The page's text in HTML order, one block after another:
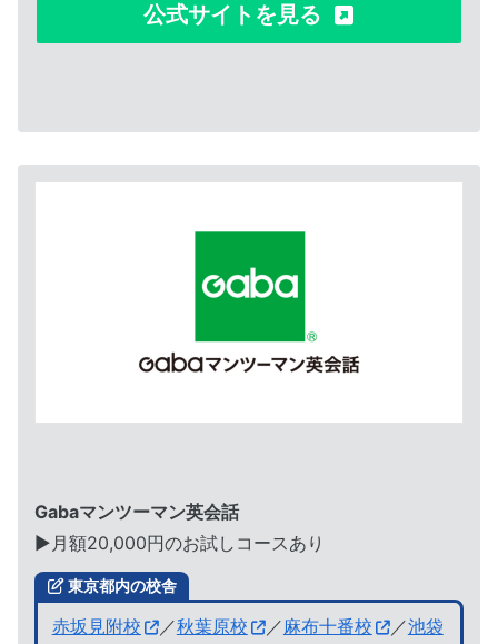
公式サイトを見る
Gabaマンツーマン英会話
▶︎月額20,000円のお試しコースあり
東京都内の校舎
赤坂見附校 ／秋葉原校 ／麻布十番校 ／池袋